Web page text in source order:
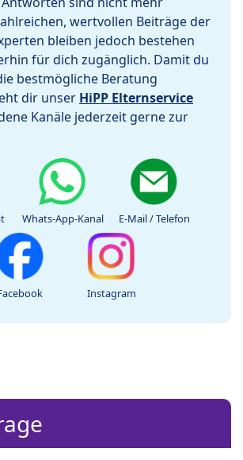
wertvollen Beiträge der
bleiben jedoch bestehen
für dich zugänglich. Damit du
bestmögliche Beratung
dir unser HiPP Elternservice
Kanäle jederzeit gerne zur
Whats-App-Kanal E-Mail / Telefon
Instagram